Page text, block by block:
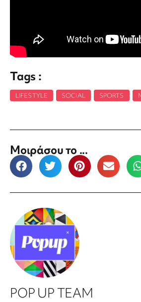
Tags :
LIFESTYLE SOCIAL SPORTS
Μοιράσου το ...
POP UP TEAM